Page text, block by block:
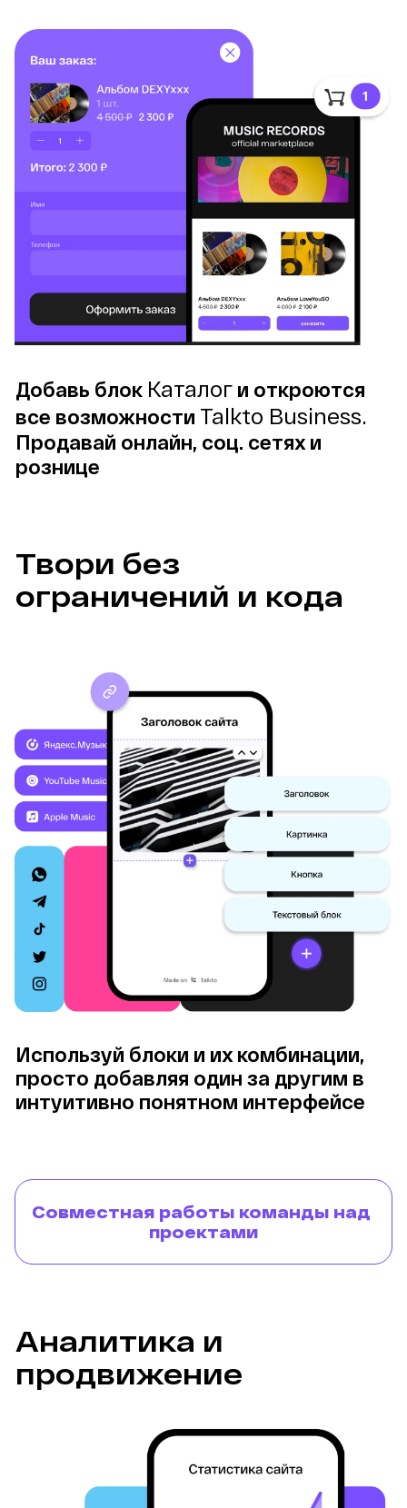
Добавь блок Каталог и откроются
все возможности Talkto Business.
Продавай онлайн, соц. сетях и
рознице
Твори без
ограничений и кода
Используй блоки и их комбинации,
просто добавляя один за другим в
интуитивно понятном интерфейсе
Совместная работы команды над
проектами
Аналитика и
продвижение